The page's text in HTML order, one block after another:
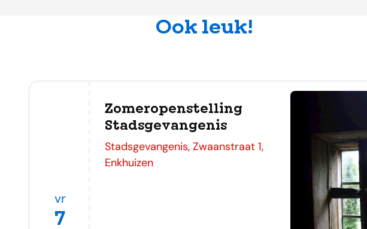
Ook leuk!
vr
7
Zomeropenstelling
Stadsgevangenis
adres
Stadsgevangenis, Zwaanstraat 1,
Enkhuizen